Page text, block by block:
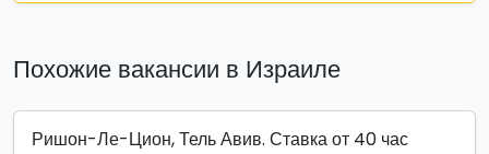
Похожие вакансии в Израиле
Ришон-Ле-Цион, Тель Авив. Ставка от 40 час